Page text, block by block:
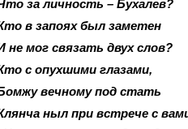
за личность – Бухалев?
в запоях был заметен
не мог связать двух слов?
с опухшими глазами,
вечному под стать
ныл при встрече с